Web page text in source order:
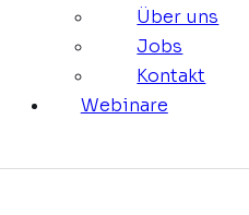
Über uns
Jobs
Kontakt
Webinare